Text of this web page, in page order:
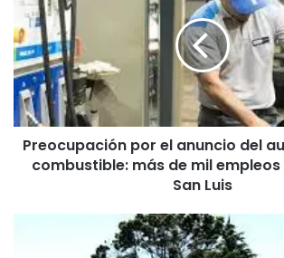
anuncio
del
autoservicio
de
combustible:
más
dePreocupación por el anuncio del
combustible: más de mil empleos
San Luis